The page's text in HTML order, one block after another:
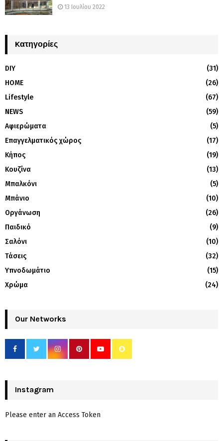
13 Ιουλίου 2022
Kατηγορίες
DIY
(31)
HOME
(26)
Lifestyle
(67)
NEWS
(59)
Αφιερώματα
(5)
Επαγγελματικός χώρος
(17)
Κήπος
(19)
Κουζίνα
(13)
Μπαλκόνι
(5)
Μπάνιο
(10)
Οργάνωση
(26)
Παιδικό
(9)
Σαλόνι
(10)
Τάσεις
(32)
Υπνοδωμάτιο
(15)
Χρώμα
(24)
Our Networks
Instagram
Please enter an Access Token